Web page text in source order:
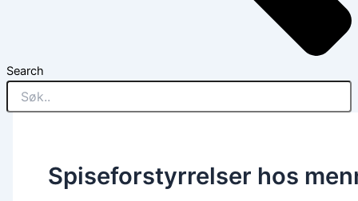
Search
Spiseforstyrrelser hos